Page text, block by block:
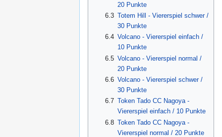
20 Punkte
6.3 Totem Hill - Viererspiel schwer /
30 Punkte
6.4 Volcano - Viererspiel einfach /
10 Punkte
6.5 Volcano - Viererspiel normal /
20 Punkte
6.6 Volcano - Viererspiel schwer /
30 Punkte
6.7 Token Tado CC Nagoya -
Viererspiel einfach / 10 Punkte
6.8 Token Tado CC Nagoya -
Viererspiel normal / 20 Punkte